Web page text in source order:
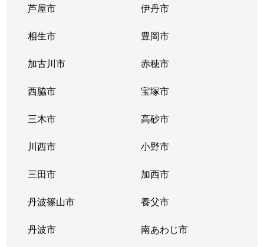
芦屋市 伊丹市
相生市 豊岡市
加古川市 赤穂市
西脇市 宝塚市
三木市 高砂市
川西市 小野市
三田市 加西市
丹波篠山市 養父市
丹波市 南あわじ市